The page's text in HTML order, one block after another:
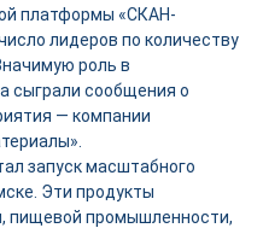
платформы «СКАН-
лидеров по количеству
роль в
сыграли сообщения о
— компании
запуск масштабного
Эти продукты
пищевой промышленности,